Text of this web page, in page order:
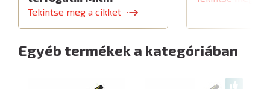
Tekintse meg a cikket
Egyéb termékek a kategóriában